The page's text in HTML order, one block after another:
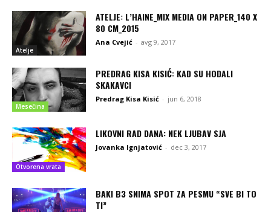
Atelje
ATELJE: L’HAINE_MIX MEDIA ON PAPER_140 X
80 CM_2015
Ana Cvejić - avg 9, 2017
Mesečina
PREDRAG KISA KISIĆ: KAD SU HODALI
SKAKAVCI
Predrag Kisa Kisić - jun 6, 2018
Otvorena vrata
LIKOVNI RAD DANA: NEK LJUBAV SJA
Jovanka Ignjatović - dec 3, 2017
BAKI B3 SNIMA SPOT ZA PESMU “SVE BI TO
TI”